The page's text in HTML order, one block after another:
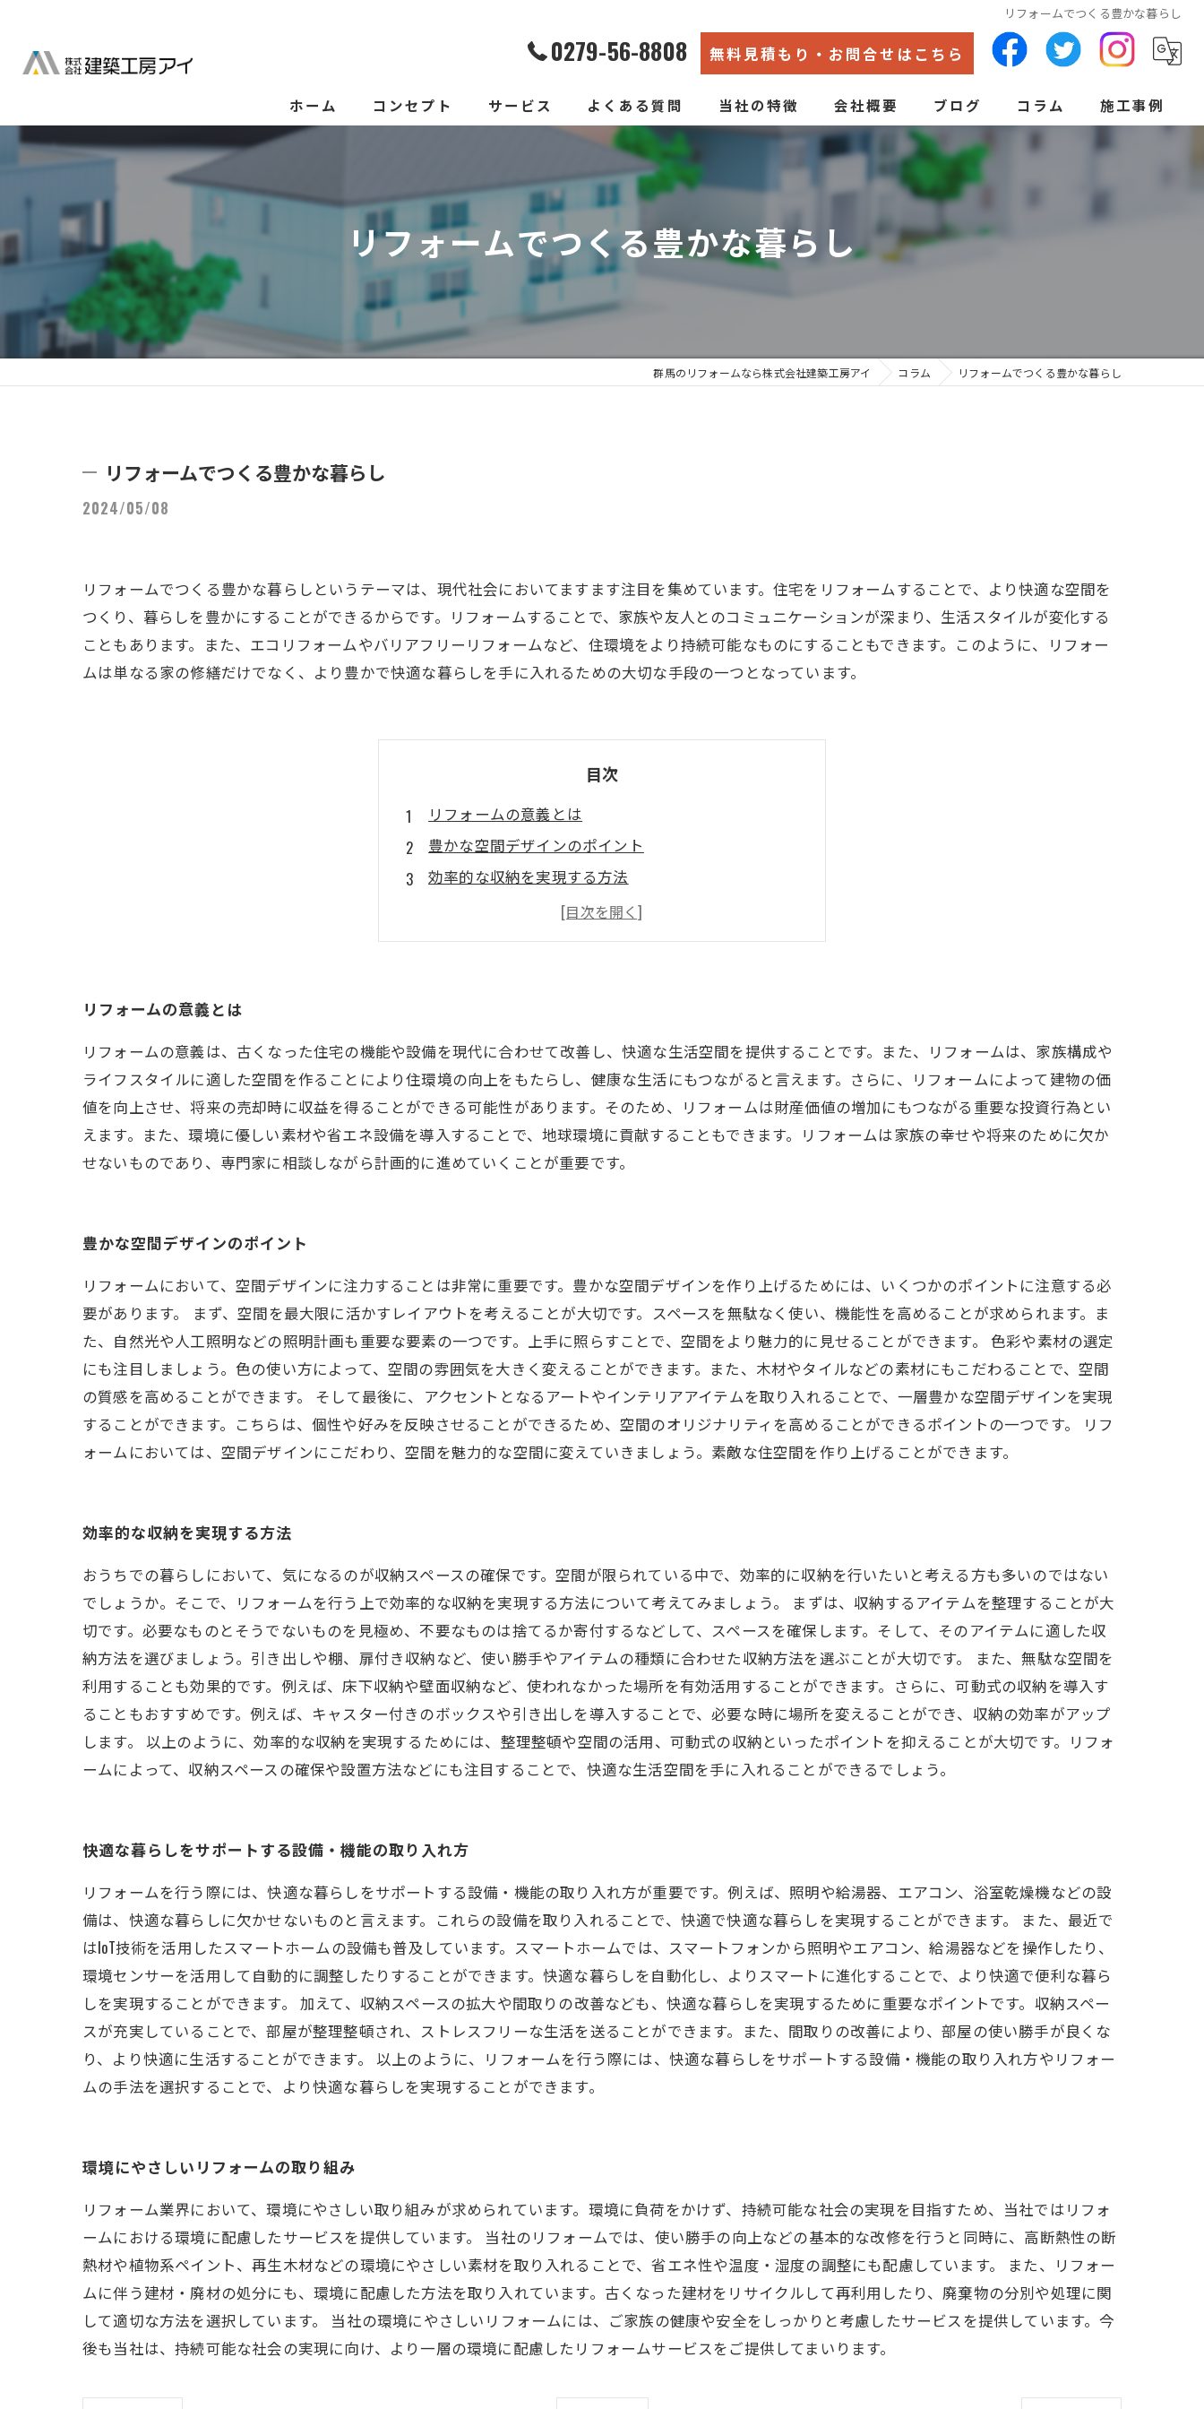
リフォームでつくる豊かな暮らし
0279-56-8808 無料見積もり・お問合せはこちら
ホーム コンセプト サービス
新築そっくりリフォーム
よくある質問 当社の特徴
水回り
断熱
会社概要
代表あいさつ
ブログ コラム 施工事例
リフォームでつくる豊かな暮らし
群馬のリフォームなら株式会社建築工房アイ コラム リフォームでつくる豊かな暮らし
リフォームでつくる豊かな暮らし
2024/05/08
リフォームでつくる豊かな暮らしというテーマは、現代社会においてますます注目を集めています。住宅をリフォームすることで、より快適な空間を
つくり、暮らしを豊かにすることができるからです。リフォームすることで、家族や友人とのコミュニケーションが深まり、生活スタイルが変化する
こともあります。また、エコリフォームやバリアフリーリフォームなど、住環境をより持続可能なものにすることもできます。このように、リフォー
ムは単なる家の修繕だけでなく、より豊かで快適な暮らしを手に入れるための大切な手段の一つとなっています。
目次
リフォームの意義とは
豊かな空間デザインのポイント
効率的な収納を実現する方法
快適な暮らしをサポートする設備・機能の取り入れ方
環境にやさしいリフォームの取り組み
リフォームの意義とは
リフォームの意義は、古くなった住宅の機能や設備を現代に合わせて改善し、快適な生活空間を提供することです。また、リフォームは、家族構成や
ライフスタイルに適した空間を作ることにより住環境の向上をもたらし、健康な生活にもつながると言えます。さらに、リフォームによって建物の価
値を向上させ、将来の売却時に収益を得ることができる可能性があります。そのため、リフォームは財産価値の増加にもつながる重要な投資行為とい
えます。また、環境に優しい素材や省エネ設備を導入することで、地球環境に貢献することもできます。リフォームは家族の幸せや将来のために欠か
せないものであり、専門家に相談しながら計画的に進めていくことが重要です。
豊かな空間デザインのポイント
リフォームにおいて、空間デザインに注力することは非常に重要です。豊かな空間デザインを作り上げるためには、いくつかのポイントに注意する必
要があります。 まず、空間を最大限に活かすレイアウトを考えることが大切です。スペースを無駄なく使い、機能性を高めることが求められます。ま
た、自然光や人工照明などの照明計画も重要な要素の一つです。上手に照らすことで、空間をより魅力的に見せることができます。 色彩や素材の選定
にも注目しましょう。色の使い方によって、空間の雰囲気を大きく変えることができます。また、木材やタイルなどの素材にもこだわることで、空間
の質感を高めることができます。 そして最後に、アクセントとなるアートやインテリアアイテムを取り入れることで、一層豊かな空間デザインを実現
することができます。こちらは、個性や好みを反映させることができるため、空間のオリジナリティを高めることができるポイントの一つです。 リフ
ォームにおいては、空間デザインにこだわり、空間を魅力的な空間に変えていきましょう。素敵な住空間を作り上げることができます。
効率的な収納を実現する方法
おうちでの暮らしにおいて、気になるのが収納スペースの確保です。空間が限られている中で、効率的に収納を行いたいと考える方も多いのではない
でしょうか。そこで、リフォームを行う上で効率的な収納を実現する方法について考えてみましょう。 まずは、収納するアイテムを整理することが大
切です。必要なものとそうでないものを見極め、不要なものは捨てるか寄付するなどして、スペースを確保します。そして、そのアイテムに適した収
納方法を選びましょう。引き出しや棚、扉付き収納など、使い勝手やアイテムの種類に合わせた収納方法を選ぶことが大切です。 また、無駄な空間を
利用することも効果的です。例えば、床下収納や壁面収納など、使われなかった場所を有効活用することができます。さらに、可動式の収納を導入す
ることもおすすめです。例えば、キャスター付きのボックスや引き出しを導入することで、必要な時に場所を変えることができ、収納の効率がアップ
します。 以上のように、効率的な収納を実現するためには、整理整頓や空間の活用、可動式の収納といったポイントを抑えることが大切です。リフォ
ームによって、収納スペースの確保や設置方法などにも注目することで、快適な生活空間を手に入れることができるでしょう。
快適な暮らしをサポートする設備・機能の取り入れ方
リフォームを行う際には、快適な暮らしをサポートする設備・機能の取り入れ方が重要です。例えば、照明や給湯器、エアコン、浴室乾燥機などの設
備は、快適な暮らしに欠かせないものと言えます。これらの設備を取り入れることで、快適で快適な暮らしを実現することができます。 また、最近で
はIoT技術を活用したスマートホームの設備も普及しています。スマートホームでは、スマートフォンから照明やエアコン、給湯器などを操作したり、
環境センサーを活用して自動的に調整したりすることができます。快適な暮らしを自動化し、よりスマートに進化することで、より快適で便利な暮ら
しを実現することができます。 加えて、収納スペースの拡大や間取りの改善なども、快適な暮らしを実現するために重要なポイントです。収納スペー
スが充実していることで、部屋が整理整頓され、ストレスフリーな生活を送ることができます。また、間取りの改善により、部屋の使い勝手が良くな
り、より快適に生活することができます。 以上のように、リフォームを行う際には、快適な暮らしをサポートする設備・機能の取り入れ方やリフォー
ムの手法を選択することで、より快適な暮らしを実現することができます。
環境にやさしいリフォームの取り組み
リフォーム業界において、環境にやさしい取り組みが求められています。環境に負荷をかけず、持続可能な社会の実現を目指すため、当社ではリフォ
ームにおける環境に配慮したサービスを提供しています。 当社のリフォームでは、使い勝手の向上などの基本的な改修を行うと同時に、高断熱性の断
熱材や植物系ペイント、再生木材などの環境にやさしい素材を取り入れることで、省エネ性や温度・湿度の調整にも配慮しています。 また、リフォー
ムに伴う建材・廃材の処分にも、環境に配慮した方法を取り入れています。古くなった建材をリサイクルして再利用したり、廃棄物の分別や処理に関
して適切な方法を選択しています。 当社の環境にやさしいリフォームには、ご家族の健康や安全をしっかりと考慮したサービスを提供しています。今
後も当社は、持続可能な社会の実現に向け、より一層の環境に配慮したリフォームサービスをご提供してまいります。